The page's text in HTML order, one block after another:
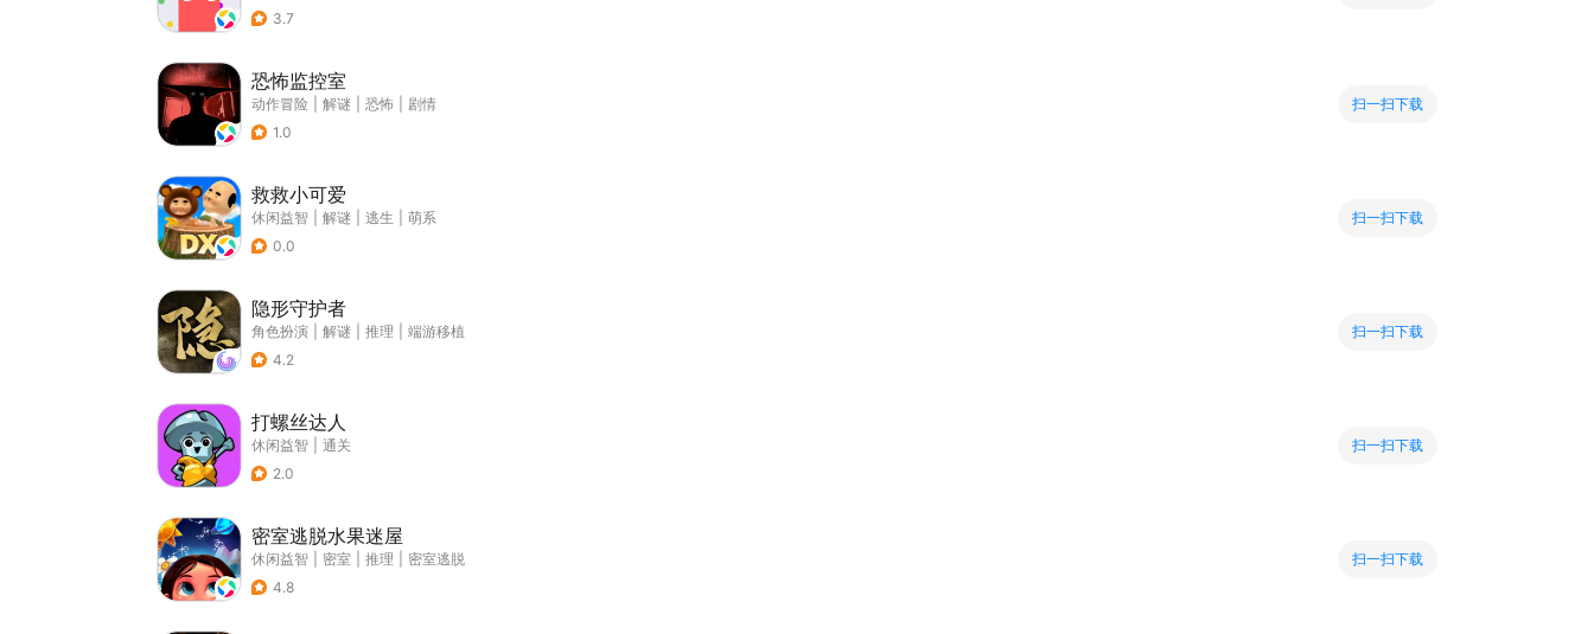
3.7
恐怖监控室
动作冒险 解谜 恐怖
剧情
1.0
扫一扫下载
救救小可爱
休闲益智 解谜 逃生
萌系
0.0
扫一扫下载
隐形守护者
角色扮演 解谜 推理
端游移植
4.2
扫一扫下载
打螺丝达人
休闲益智
通关
2.0
扫一扫下载
密室逃脱水果迷屋
休闲益智 密室 推理
密室逃脱
4.8
扫一扫下载